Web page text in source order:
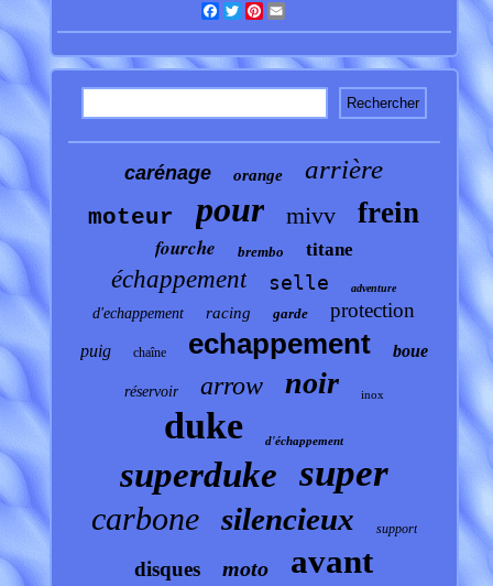
Facebook
TwitterPinterest
carénage orange arrière
moteur pour mivv frein
fourche brembo titane
échappement selle adventure
d'echappement racing garde protection
puig chaîne echappement boue
réservoir arrow noir inox
duke d'échappement
superduke super
carbone silencieux support
disques moto avant